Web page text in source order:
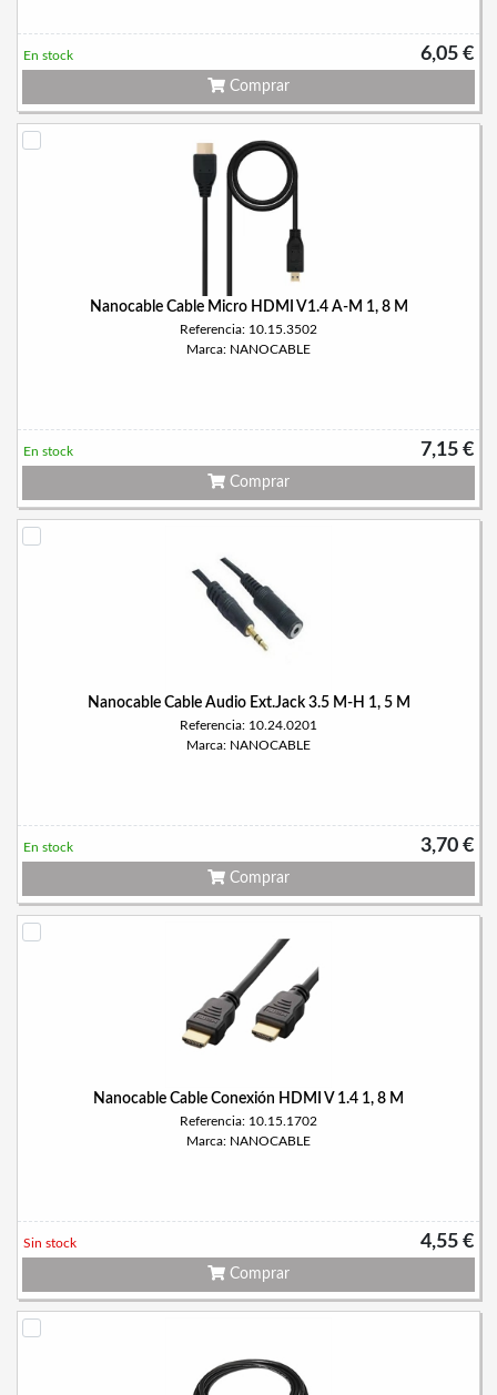
6,05 €
En stock
Comprar
Nanocable Cable Micro HDMI V1.4 A-M 1, 8 M
Referencia: 10.15.3502
Marca: NANOCABLE
7,15 €
En stock
Comprar
Nanocable Cable Audio Ext.Jack 3.5 M-H 1, 5 M
Referencia: 10.24.0201
Marca: NANOCABLE
3,70 €
En stock
Comprar
Nanocable Cable Conexión HDMI V 1.4 1, 8 M
Referencia: 10.15.1702
Marca: NANOCABLE
4,55 €
Sin stock
Comprar